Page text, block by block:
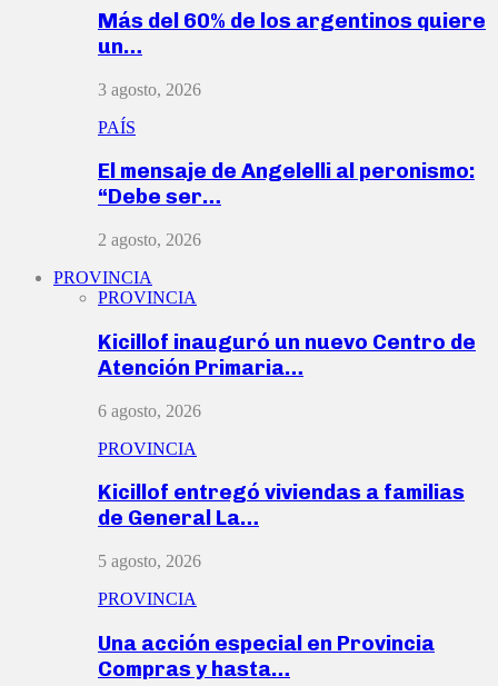
Más del 60% de los argentinos quiere
un…
3 agosto, 2026
PAÍS
El mensaje de Angelelli al peronismo:
“Debe ser…
2 agosto, 2026
PROVINCIA
PROVINCIA
Kicillof inauguró un nuevo Centro de
Atención Primaria…
6 agosto, 2026
PROVINCIA
Kicillof entregó viviendas a familias
de General La…
5 agosto, 2026
PROVINCIA
Una acción especial en Provincia
Compras y hasta…